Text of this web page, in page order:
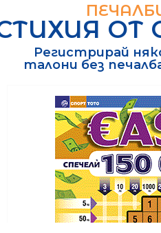
ОТ
Регистрирай
талони без